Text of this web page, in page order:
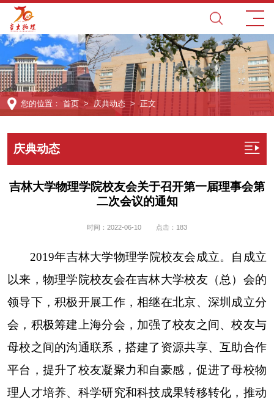
您的位置： 首页 > 庆典动态 > 正文
庆典动态
吉林大学物理学院校友会关于召开第一届理事会第
二次会议的通知
时间：2022-06-10 点击： 183
2019年吉林大学物理学院校友会成立。自成立
以来，物理学院校友会在吉林大学校友（总）会的
领导下，积极开展工作，相继在北京、深圳成立分
会，积极筹建上海分会，加强了校友之间、校友与
母校之间的沟通联系，搭建了资源共享、互助合作
平台，提升了校友凝聚力和自豪感，促进了母校物
理人才培养、科学研究和科技成果转移转化，推动